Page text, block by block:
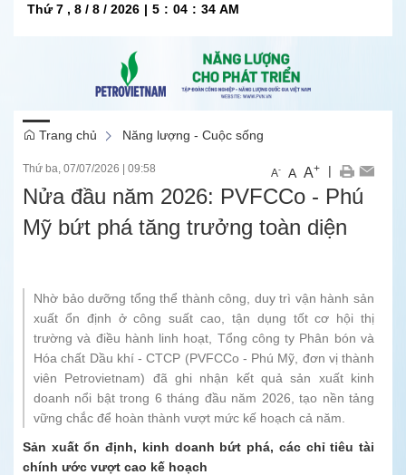
Thứ 7 , 8 / 8 / 2026 | 5 : 04 : 35 AM
Trang chủ Năng lượng - Cuộc sống
Thứ ba, 07/07/2026 09:58 A- A A+ |
Nửa đầu năm 2026: PVFCCo - Phú
Mỹ bứt phá tăng trưởng toàn diện
Nhờ bảo dưỡng tổng thể thành công, duy trì vận hành sản
xuất ổn định ở công suất cao, tận dụng tốt cơ hội thị
trường và điều hành linh hoạt, Tổng công ty Phân bón và
Hóa chất Dầu khí - CTCP (PVFCCo - Phú Mỹ, đơn vị thành
viên Petrovietnam) đã ghi nhận kết quả sản xuất kinh
doanh nổi bật trong 6 tháng đầu năm 2026, tạo nền tảng
vững chắc để hoàn thành vượt mức kế hoạch cả năm.
Sản xuất ổn định, kinh doanh bứt phá, các chỉ tiêu tài
chính ước vượt cao kế hoạch